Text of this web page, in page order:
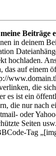
Beiträge
in deinem
hochladen.
das auf einem
die
es ist ein
die nur nach
oder
Seiten
Tag